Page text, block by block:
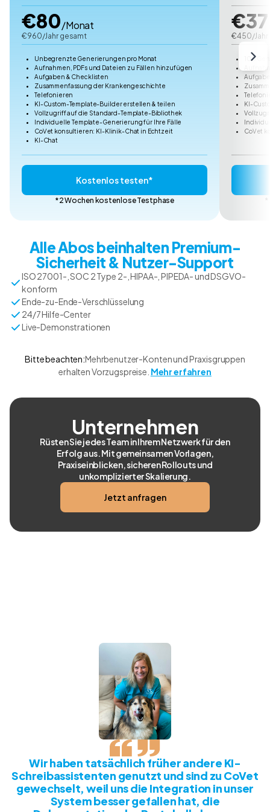
€80/Monat
€960/Jahr gesamt
Unbegrenzte Generierungen pro Monat
Aufnahmen, PDFs und Dateien zu Fällen hinzufügen
Aufgaben & Checklisten
Zusammenfassung der Krankengeschichte
Telefonieren
KI-Custom-Template-Builder erstellen & teilen
Vollzugriff auf die Standard-Template-Bibliothek
Individuelle Template-Generierung für Ihre Fälle
CoVet konsultieren: KI-Klinik-Chat in Echtzeit
KI-Chat
Kostenlos testen*
*2 Wochen kostenlose Testphase
€450/Jahr
100
KI-
CoVet
Alle Abos beinhalten Premium-
Sicherheit & Nutzer-Support
ISO 27001-, SOC 2 Type 2-, HIPAA-, PIPEDA- und DSGVO-
konform
Ende-zu-Ende-Verschlüsselung
24/7 Hilfe-Center
Live-Demonstrationen
Bitte beachten:Mehrbenutzer-Konten und Praxisgruppen
erhalten Vorzugspreise. Mehr erfahren
Unternehmen
Rüsten Sie jedes Team in Ihrem Netzwerk für den
Erfolg aus. Mit gemeinsamen Vorlagen,
Praxiseinblicken, sicheren Rollouts und
unkomplizierter Skalierung.
Jetzt anfragen
Wir haben tatsächlich früher andere KI-
Schreibassistenten genutzt und sind zu CoVet
gewechselt, weil uns die Integration in unser
System besser gefallen hat, die